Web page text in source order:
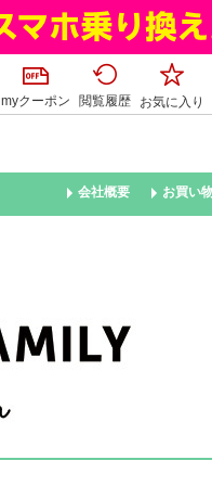
myクーポン 閲覧履歴 お気に入り